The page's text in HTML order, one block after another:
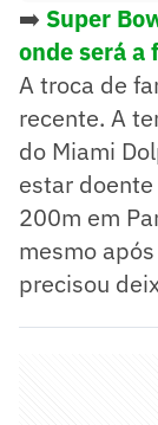
➡️ Super
onde será a
A troca de
recente. A
do Miami
estar
200m em
mesmo
precisou